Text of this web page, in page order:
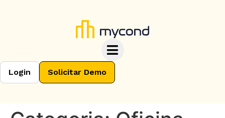
Login Solicitar Demo